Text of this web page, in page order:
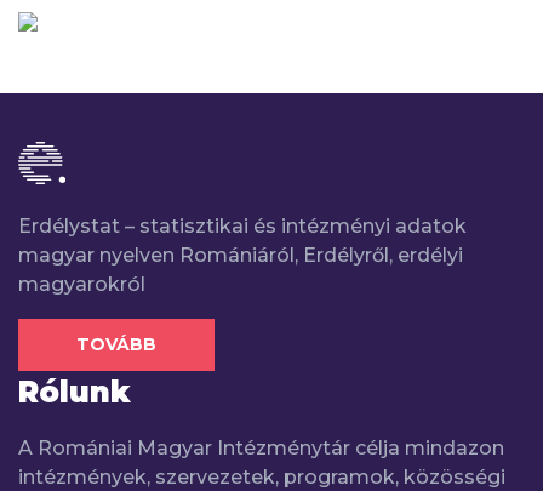
Erdélystat – statisztikai és intézményi adatok
magyar nyelven Romániáról, Erdélyről, erdélyi
magyarokról
TOVÁBB
Rólunk
A Romániai Magyar Intézménytár célja mindazon
intézmények, szervezetek, programok, közösségi